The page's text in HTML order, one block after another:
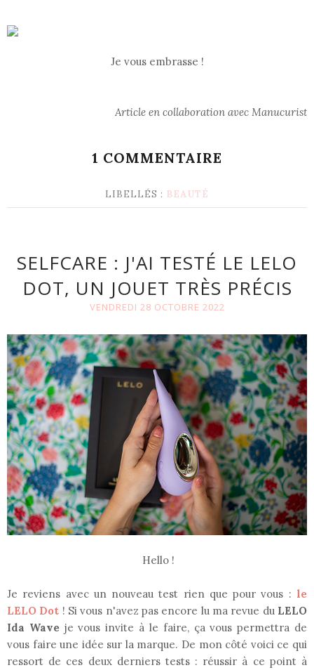
Je vous embrasse !
Article en collaboration avec Manucurist
1 COMMENTAIRE
LIBELLÉS : BEAUTÉ
SELFCARE : J'AI TESTÉ LE LELO
DOT, UN JOUET TRÈS PRÉCIS
VENDREDI 28 OCTOBRE 2022
Hello !
Je reviens avec un nouveau test rien que pour vous : le
LELO Dot ! Si vous n'avez pas encore lu ma revue du LELO
Ida Wave je vous invite à le faire, ça vous permettra de
vous faire une idée sur la marque. De mon côté voici ce qui
ressort de ces deux derniers tests : réussir à ce point à